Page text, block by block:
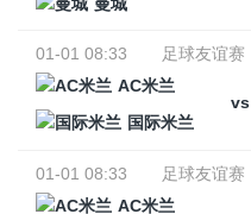
01-01 08:33
足球友谊赛
AC米兰
vs
国际米兰
01-01 08:33
足球友谊赛
AC米兰